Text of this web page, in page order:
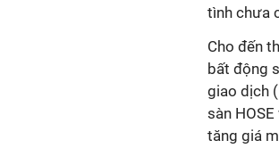
tình chưa
Cho đến
bất động
giao dịch
sàn
tăng giá